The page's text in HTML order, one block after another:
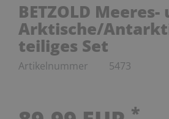
BETZOLD Meeres-
Arktische/
teiliges Set
Artikelnummer 5473
*